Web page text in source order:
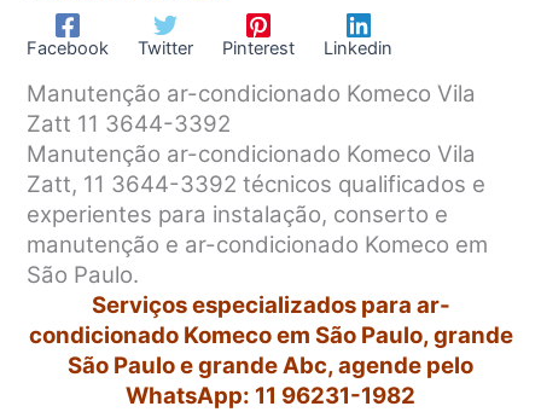
Facebook Twitter Pinterest Linkedin
Manutenção ar-condicionado Komeco Vila
Zatt 11 3644-3392
Manutenção ar-condicionado Komeco Vila
Zatt, 11 3644-3392 técnicos qualificados e
experientes para instalação, conserto e
manutenção e ar-condicionado Komeco em
São Paulo.
Serviços especializados para ar-
condicionado Komeco em São Paulo, grande
São Paulo e grande Abc, agende pelo
WhatsApp: 11 96231-1982